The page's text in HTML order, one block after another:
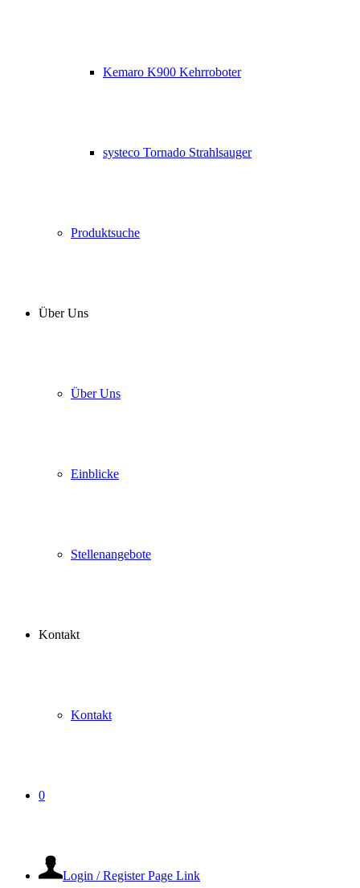
Kemaro K900 Kehrroboter
systeco Tornado Strahlsauger
Produktsuche
Über Uns
Über Uns
Einblicke
Stellenangebote
Kontakt
Kontakt
0
Login / Register Page Link